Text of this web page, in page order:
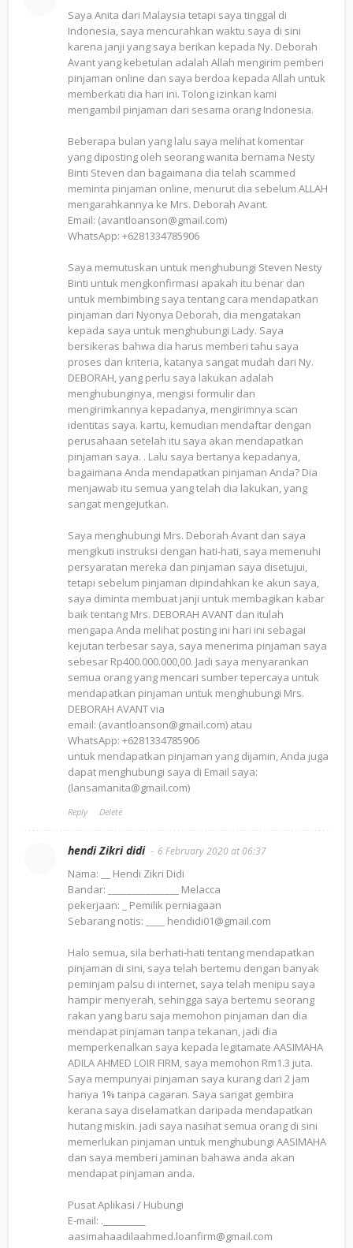
Saya Anita dari Malaysia tetapi saya tinggal di
Indonesia, saya mencurahkan waktu saya di sini
karena janji yang saya berikan kepada Ny. Deborah
Avant yang kebetulan adalah Allah mengirim pemberi
pinjaman online dan saya berdoa kepada Allah untuk
memberkati dia hari ini. Tolong izinkan kami
mengambil pinjaman dari sesama orang Indonesia.
Beberapa bulan yang lalu saya melihat komentar
yang diposting oleh seorang wanita bernama Nesty
Binti Steven dan bagaimana dia telah scammed
meminta pinjaman online, menurut dia sebelum ALLAH
mengarahkannya ke Mrs. Deborah Avant.
Email: (avantloanson@gmail.com)
WhatsApp: +6281334785906
Saya memutuskan untuk menghubungi Steven Nesty
Binti untuk mengkonfirmasi apakah itu benar dan
untuk membimbing saya tentang cara mendapatkan
pinjaman dari Nyonya Deborah, dia mengatakan
kepada saya untuk menghubungi Lady. Saya
bersikeras bahwa dia harus memberi tahu saya
proses dan kriteria, katanya sangat mudah dari Ny.
DEBORAH, yang perlu saya lakukan adalah
menghubunginya, mengisi formulir dan
mengirimkannya kepadanya, mengirimnya scan
identitas saya. kartu, kemudian mendaftar dengan
perusahaan setelah itu saya akan mendapatkan
pinjaman saya. . Lalu saya bertanya kepadanya,
bagaimana Anda mendapatkan pinjaman Anda? Dia
menjawab itu semua yang telah dia lakukan, yang
sangat mengejutkan.
Saya menghubungi Mrs. Deborah Avant dan saya
mengikuti instruksi dengan hati-hati, saya memenuhi
persyaratan mereka dan pinjaman saya disetujui,
tetapi sebelum pinjaman dipindahkan ke akun saya,
saya diminta membuat janji untuk membagikan kabar
baik tentang Mrs. DEBORAH AVANT dan itulah
mengapa Anda melihat posting ini hari ini sebagai
kejutan terbesar saya, saya menerima pinjaman saya
sebesar Rp400.000.000,00. Jadi saya menyarankan
semua orang yang mencari sumber tepercaya untuk
mendapatkan pinjaman untuk menghubungi Mrs.
DEBORAH AVANT via
email: (avantloanson@gmail.com) atau
WhatsApp: +6281334785906
untuk mendapatkan pinjaman yang dijamin, Anda juga
dapat menghubungi saya di Email saya:
(lansamanita@gmail.com)
Reply Delete
hendi Zikri didi 6 February 2020 at 06:37
Nama: __ Hendi Zikri Didi
Bandar: _______________ Melacca
pekerjaan: _ Pemilik perniagaan
Sebarang notis: ____ hendidi01@gmail.com
Halo semua, sila berhati-hati tentang mendapatkan
pinjaman di sini, saya telah bertemu dengan banyak
peminjam palsu di internet, saya telah menipu saya
hampir menyerah, sehingga saya bertemu seorang
rakan yang baru saja memohon pinjaman dan dia
mendapat pinjaman tanpa tekanan, jadi dia
memperkenalkan saya kepada legitamate AASIMAHA
ADILA AHMED LOIR FIRM, saya memohon Rm1.3 juta.
Saya mempunyai pinjaman saya kurang dari 2 jam
hanya 1% tanpa cagaran. Saya sangat gembira
kerana saya diselamatkan daripada mendapatkan
hutang miskin. jadi saya nasihat semua orang di sini
memerlukan pinjaman untuk menghubungi AASIMAHA
dan saya memberi jaminan bahawa anda akan
mendapat pinjaman anda.
Pusat Aplikasi / Hubungi
E-mail: ._________
aasimahaadilaahmed.loanfirm@gmail.com